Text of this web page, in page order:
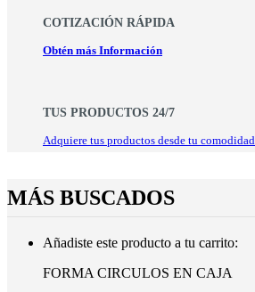
COTIZACIÓN RÁPIDA
Obtén más Información
TUS PRODUCTOS 24/7
Adquiere tus productos desde tu comodidad
MÁS BUSCADOS
Añadiste este producto a tu carrito:
FORMA CIRCULOS EN CAJA